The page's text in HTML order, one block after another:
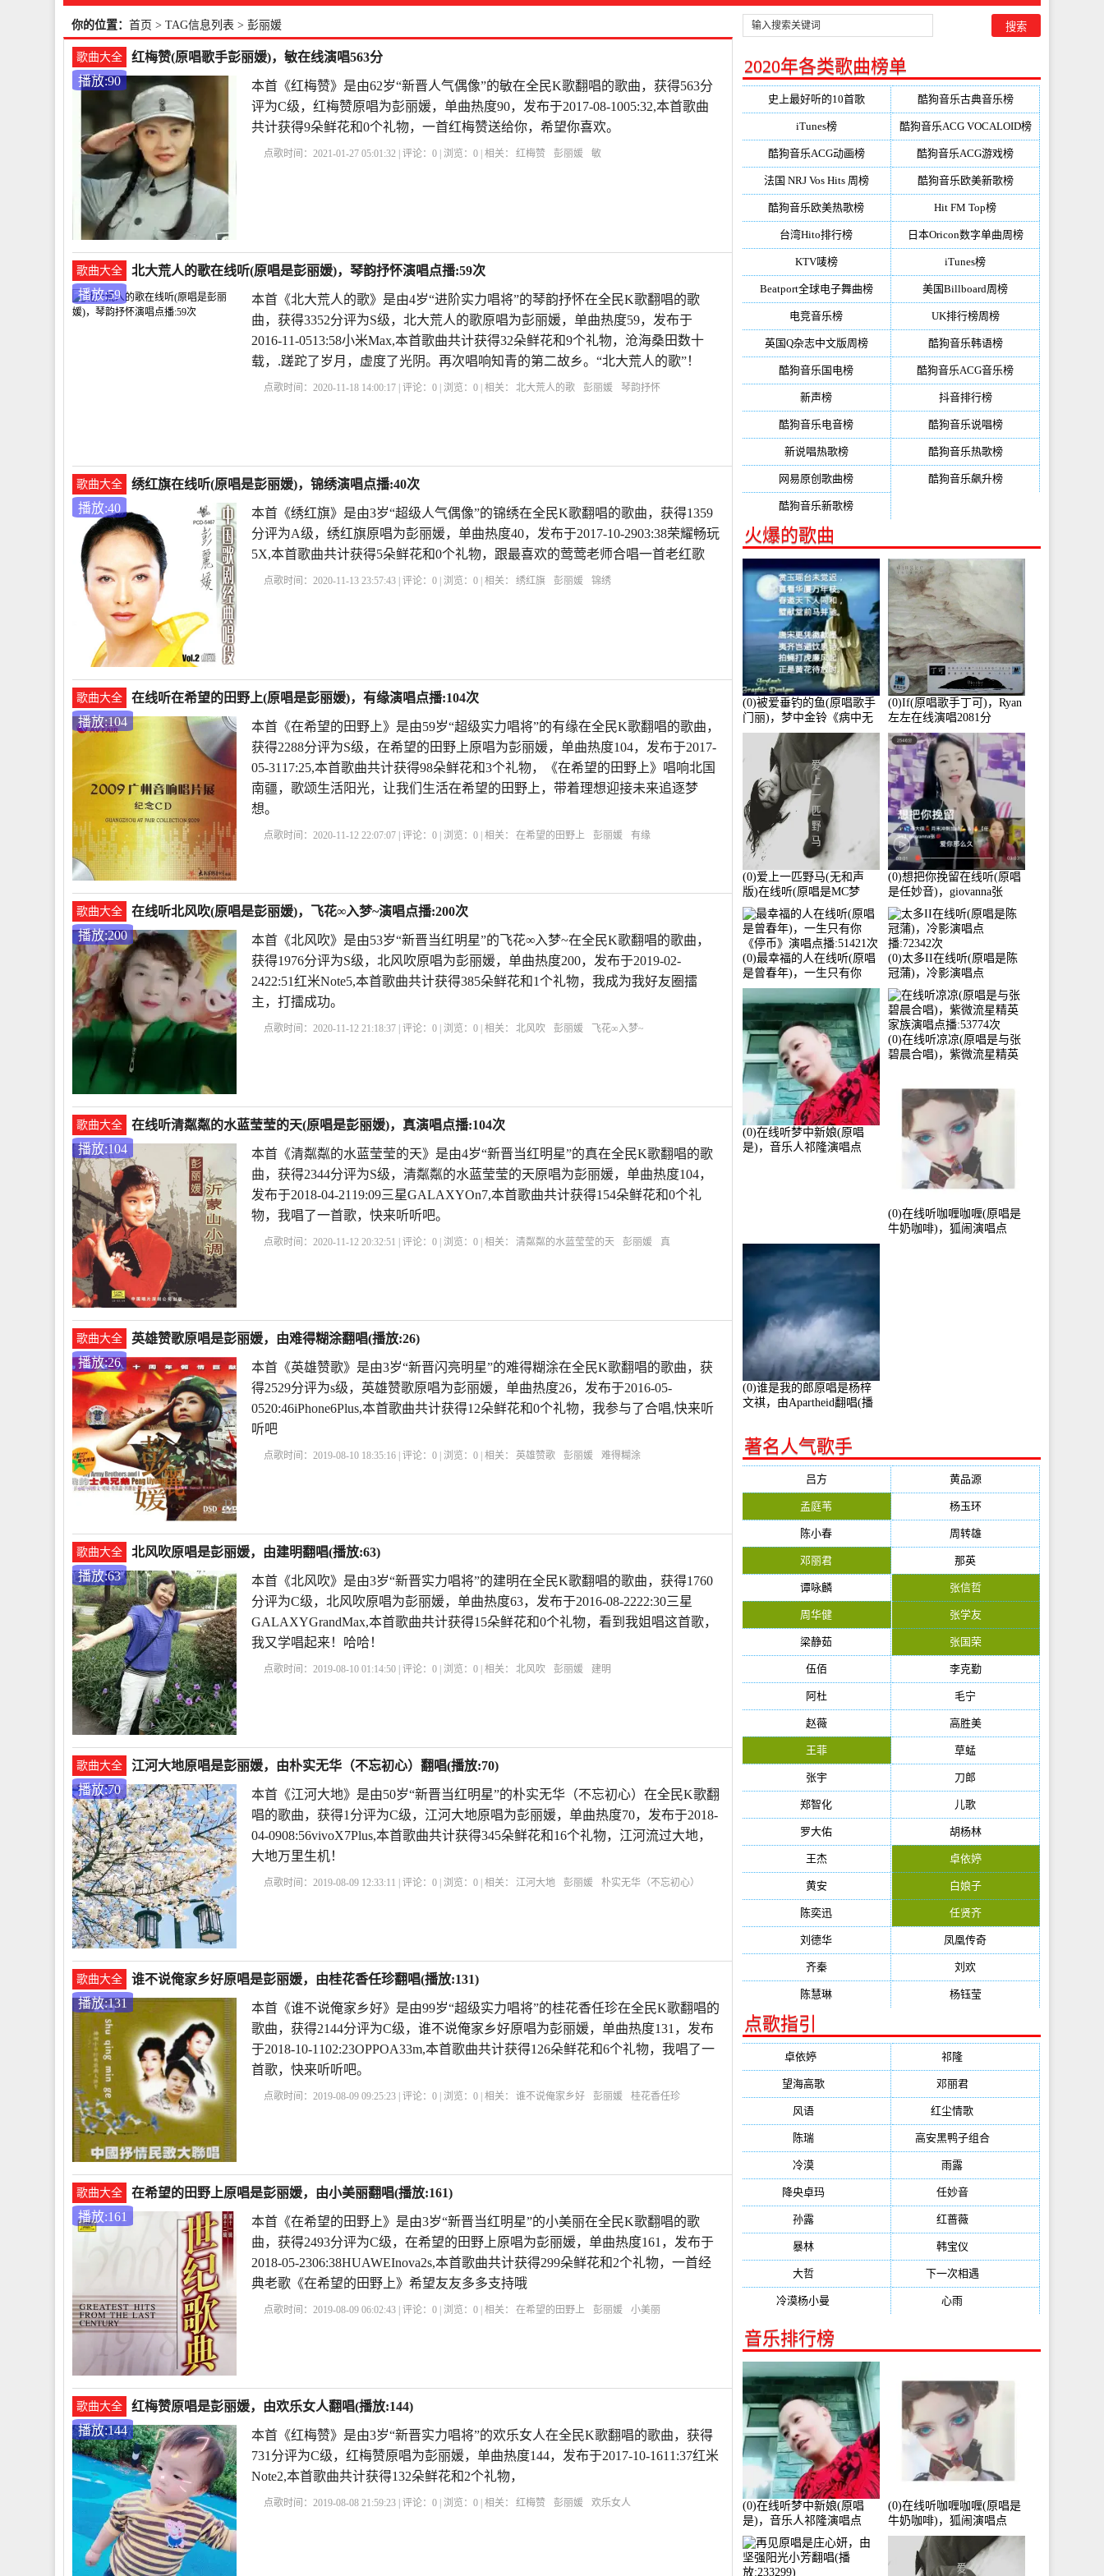
你的位置： 首页 > TAG信息列表 > 彭丽媛
歌曲大全
红梅赞(原唱歌手彭丽媛)，敏在线演唱563分
播放:90
本首《红梅赞》是由62岁“新晋人气偶像”的敏在全民K歌翻唱的歌曲，获得563分
评为C级，红梅赞原唱为彭丽媛，单曲热度90，发布于2017-08-1005:32,本首歌曲
共计获得9朵鲜花和0个礼物，一首红梅赞送给你，希望你喜欢。
点歌时间：2021-01-27 05:01:32 | 评论：0 | 浏览：0 | 相关： 红梅赞 彭丽媛 敏
歌曲大全
北大荒人的歌在线听(原唱是彭丽媛)，琴韵抒怀演唱点播:59次
播放:59
本首《北大荒人的歌》是由4岁“进阶实力唱将”的琴韵抒怀在全民K歌翻唱的歌
曲，获得3352分评为S级，北大荒人的歌原唱为彭丽媛，单曲热度59，发布于
2016-11-0513:58小米Max,本首歌曲共计获得32朵鲜花和9个礼物，沧海桑田数十
载，.蹉跎了岁月，虚度了光阴。再次唱响知青的第二故乡。“北大荒人的歌”！
点歌时间：2020-11-18 14:00:17 | 评论：0 | 浏览：0 | 相关： 北大荒人的歌 彭丽媛 琴韵抒怀
歌曲大全
绣红旗在线听(原唱是彭丽媛)，锦绣演唱点播:40次
播放:40
本首《绣红旗》是由3岁“超级人气偶像”的锦绣在全民K歌翻唱的歌曲，获得1359
分评为A级，绣红旗原唱为彭丽媛，单曲热度40，发布于2017-10-2903:38荣耀畅玩
5X,本首歌曲共计获得5朵鲜花和0个礼物，跟最喜欢的莺莺老师合唱一首老红歌
点歌时间：2020-11-13 23:57:43 | 评论：0 | 浏览：0 | 相关： 绣红旗 彭丽媛 锦绣
歌曲大全
在线听在希望的田野上(原唱是彭丽媛)，有缘演唱点播:104次
播放:104
本首《在希望的田野上》是由59岁“超级实力唱将”的有缘在全民K歌翻唱的歌曲，
获得2288分评为S级，在希望的田野上原唱为彭丽媛，单曲热度104，发布于2017-
05-3117:25,本首歌曲共计获得98朵鲜花和3个礼物，《在希望的田野上》唱响北国
南疆，歌颂生活阳光，让我们生活在希望的田野上，带着理想迎接未来追逐梦
想。
点歌时间：2020-11-12 22:07:07 | 评论：0 | 浏览：0 | 相关： 在希望的田野上 彭丽媛 有缘
歌曲大全
在线听北风吹(原唱是彭丽媛)，飞花∞入梦~演唱点播:200次
播放:200
本首《北风吹》是由53岁“新晋当红明星”的飞花∞入梦~在全民K歌翻唱的歌曲，
获得1976分评为S级，北风吹原唱为彭丽媛，单曲热度200，发布于2019-02-
2422:51红米Note5,本首歌曲共计获得385朵鲜花和1个礼物，我成为我好友圈擂
主，打擂成功。
点歌时间：2020-11-12 21:18:37 | 评论：0 | 浏览：0 | 相关： 北风吹 彭丽媛 飞花∞入梦~
歌曲大全
在线听清粼粼的水蓝莹莹的天(原唱是彭丽媛)，真演唱点播:104次
播放:104
本首《清粼粼的水蓝莹莹的天》是由4岁“新晋当红明星”的真在全民K歌翻唱的歌
曲，获得2344分评为S级，清粼粼的水蓝莹莹的天原唱为彭丽媛，单曲热度104，
发布于2018-04-2119:09三星GALAXYOn7,本首歌曲共计获得154朵鲜花和0个礼
物，我唱了一首歌，快来听听吧。
点歌时间：2020-11-12 20:32:51 | 评论：0 | 浏览：0 | 相关： 清粼粼的水蓝莹莹的天 彭丽媛 真
歌曲大全
英雄赞歌原唱是彭丽媛，由难得糊涂翻唱(播放:26)
播放:26
本首《英雄赞歌》是由3岁“新晋闪亮明星”的难得糊涂在全民K歌翻唱的歌曲，获
得2529分评为s级，英雄赞歌原唱为彭丽媛，单曲热度26，发布于2016-05-
0520:46iPhone6Plus,本首歌曲共计获得12朵鲜花和0个礼物，我参与了合唱,快来听
听吧
点歌时间：2019-08-10 18:35:16 | 评论：0 | 浏览：0 | 相关： 英雄赞歌 彭丽媛 难得糊涂
歌曲大全
北风吹原唱是彭丽媛，由建明翻唱(播放:63)
播放:63
本首《北风吹》是由3岁“新晋实力唱将”的建明在全民K歌翻唱的歌曲，获得1760
分评为C级，北风吹原唱为彭丽媛，单曲热度63，发布于2016-08-2222:30三星
GALAXYGrandMax,本首歌曲共计获得15朵鲜花和0个礼物，看到我姐唱这首歌，
我又学唱起来！哈哈！
点歌时间：2019-08-10 01:14:50 | 评论：0 | 浏览：0 | 相关： 北风吹 彭丽媛 建明
歌曲大全
江河大地原唱是彭丽媛，由朴实无华（不忘初心）翻唱(播放:70)
播放:70
本首《江河大地》是由50岁“新晋当红明星”的朴实无华（不忘初心）在全民K歌翻
唱的歌曲，获得1分评为C级，江河大地原唱为彭丽媛，单曲热度70，发布于2018-
04-0908:56vivoX7Plus,本首歌曲共计获得345朵鲜花和16个礼物，江河流过大地，
大地万里生机！
点歌时间：2019-08-09 12:33:11 | 评论：0 | 浏览：0 | 相关： 江河大地 彭丽媛 朴实无华（不忘初心）
歌曲大全
谁不说俺家乡好原唱是彭丽媛，由桂花香任珍翻唱(播放:131)
播放:131
本首《谁不说俺家乡好》是由99岁“超级实力唱将”的桂花香任珍在全民K歌翻唱的
歌曲，获得2144分评为C级，谁不说俺家乡好原唱为彭丽媛，单曲热度131，发布
于2018-10-1102:23OPPOA33m,本首歌曲共计获得126朵鲜花和6个礼物，我唱了一
首歌，快来听听吧。
点歌时间：2019-08-09 09:25:23 | 评论：0 | 浏览：0 | 相关： 谁不说俺家乡好 彭丽媛 桂花香任珍
歌曲大全
在希望的田野上原唱是彭丽媛，由小美丽翻唱(播放:161)
播放:161
本首《在希望的田野上》是由3岁“新晋当红明星”的小美丽在全民K歌翻唱的歌
曲，获得2493分评为C级，在希望的田野上原唱为彭丽媛，单曲热度161，发布于
2018-05-2306:38HUAWEInova2s,本首歌曲共计获得299朵鲜花和2个礼物，一首经
典老歌《在希望的田野上》希望友友多多支持哦
点歌时间：2019-08-09 06:02:43 | 评论：0 | 浏览：0 | 相关： 在希望的田野上 彭丽媛 小美丽
歌曲大全
红梅赞原唱是彭丽媛，由欢乐女人翻唱(播放:144)
播放:144
本首《红梅赞》是由3岁“新晋实力唱将”的欢乐女人在全民K歌翻唱的歌曲，获得
731分评为C级，红梅赞原唱为彭丽媛，单曲热度144，发布于2017-10-1611:37红米
Note2,本首歌曲共计获得132朵鲜花和2个礼物，
点歌时间：2019-08-08 21:59:23 | 评论：0 | 浏览：0 | 相关： 红梅赞 彭丽媛 欢乐女人
2020年各类歌曲榜单
史上最好听的10首歌 酷狗音乐古典音乐榜
iTunes榜 酷狗音乐ACG VOCALOID榜
酷狗音乐ACG动画榜 酷狗音乐ACG游戏榜
法国 NRJ Vos Hits 周榜 酷狗音乐欧美新歌榜
酷狗音乐欧美热歌榜 Hit FM Top榜
台湾Hito排行榜 日本Oricon数字单曲周榜
KTV唛榜 iTunes榜
Beatport全球电子舞曲榜 美国Billboard周榜
电竞音乐榜 UK排行榜周榜
英国Q杂志中文版周榜 酷狗音乐韩语榜
酷狗音乐国电榜 酷狗音乐ACG音乐榜
新声榜 抖音排行榜
酷狗音乐电音榜 酷狗音乐说唱榜
新说唱热歌榜 酷狗音乐热歌榜
网易原创歌曲榜 酷狗音乐飙升榜
酷狗音乐新歌榜
火爆的歌曲
(0)被爱垂钓的鱼(原唱歌手
门丽)，梦中金铃《病中无
法回复大家》在线演唱
3586分
(0)If(原唱歌手丁可)，Ryan
左左在线演唱2081分
(0)爱上一匹野马(无和声
版)在线听(原唱是MC梦
柯)，冰鑫Asce演唱点
播:178815次
(0)想把你挽留在线听(原唱
是任妙音)，giovanna张
【任96】演唱点播:60173次
(0)最幸福的人在线听(原唱
是曾春年)，一生只有你
《停币》演唱点播:51421次
(0)太多II在线听(原唱是陈
冠蒲)，冷影演唱点
播:72342次
(0)在线听梦中新娘(原唱
是)，音乐人祁隆演唱点
(0)在线听凉凉(原唱是与张
碧晨合唱)，紫微流星精英
(0)在线听咖喱咖喱(原唱是
牛奶咖啡)，狐闹演唱点
(0)谁是我的郎原唱是杨梓
文祺，由Apartheid翻唱(播
著名人气歌手
吕方 黄品源
孟庭苇 杨玉环
陈小春 周转雄
邓丽君 那英
谭咏麟 张信哲
周华健 张学友
梁静茹 张国荣
伍佰 李克勤
阿杜 毛宁
赵薇 高胜美
王菲 草蜢
张宇 刀郎
郑智化 儿歌
罗大佑 胡杨林
王杰 卓依婷
黄安 白娘子
陈奕迅 任贤齐
刘德华 凤凰传奇
齐秦 刘欢
陈慧琳 杨钰莹
点歌指引
卓依婷(1378) 祁隆
望海高歌(601) 邓丽君(555)
风语(543) 红尘情歌
陈瑞(459) 高安黑鸭子组合(388)
冷漠(355) 雨露
降央卓玛(347) 任妙音(321)
孙露(321) 红蔷薇(311)
暴林(304) 韩宝仪
大哲(247) 下一次相遇
冷漠杨小曼 心雨
音乐排行榜
(0)在线听梦中新娘(原唱
是)，音乐人祁隆演唱点
播:2713192次
(0)在线听咖喱咖喱(原唱是
牛奶咖啡)，狐闹演唱点
播:287579次